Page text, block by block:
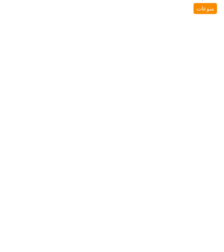
منوعات